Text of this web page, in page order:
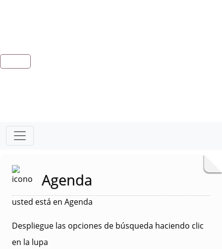
Agenda
usted está en Agenda
Despliegue las opciones de búsqueda haciendo clic
en la lupa